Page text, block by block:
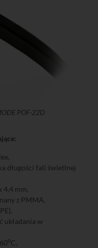
POF-22D
długości fali świetlnej
4,4 mm,
z PMMA,
układania w
oC,